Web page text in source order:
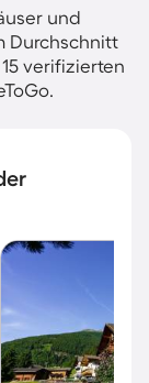
und
Durchschnitt
verifizierten